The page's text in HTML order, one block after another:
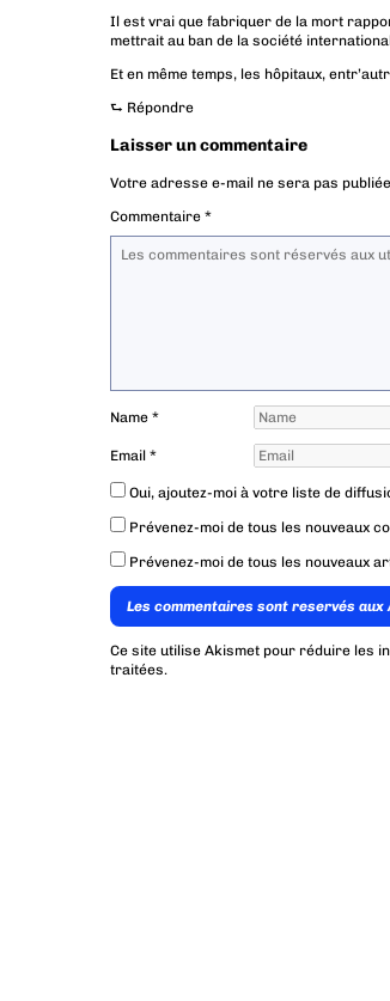
Il est vrai que fabriquer de la mort
mettrait au ban de la société
Et en même temps, les hôpitaux,
⮑ Répondre
Laisser un commentaire
Votre adresse e-mail ne sera pas
Commentaire *
Name *
Email *
Oui, ajoutez-moi à votre liste de
Prévenez-moi de tous les nouveaux
Prévenez-moi de tous les nouveaux
Les commentaires sont reservés aux
Ce site utilise Akismet pour réduire les
traitées.